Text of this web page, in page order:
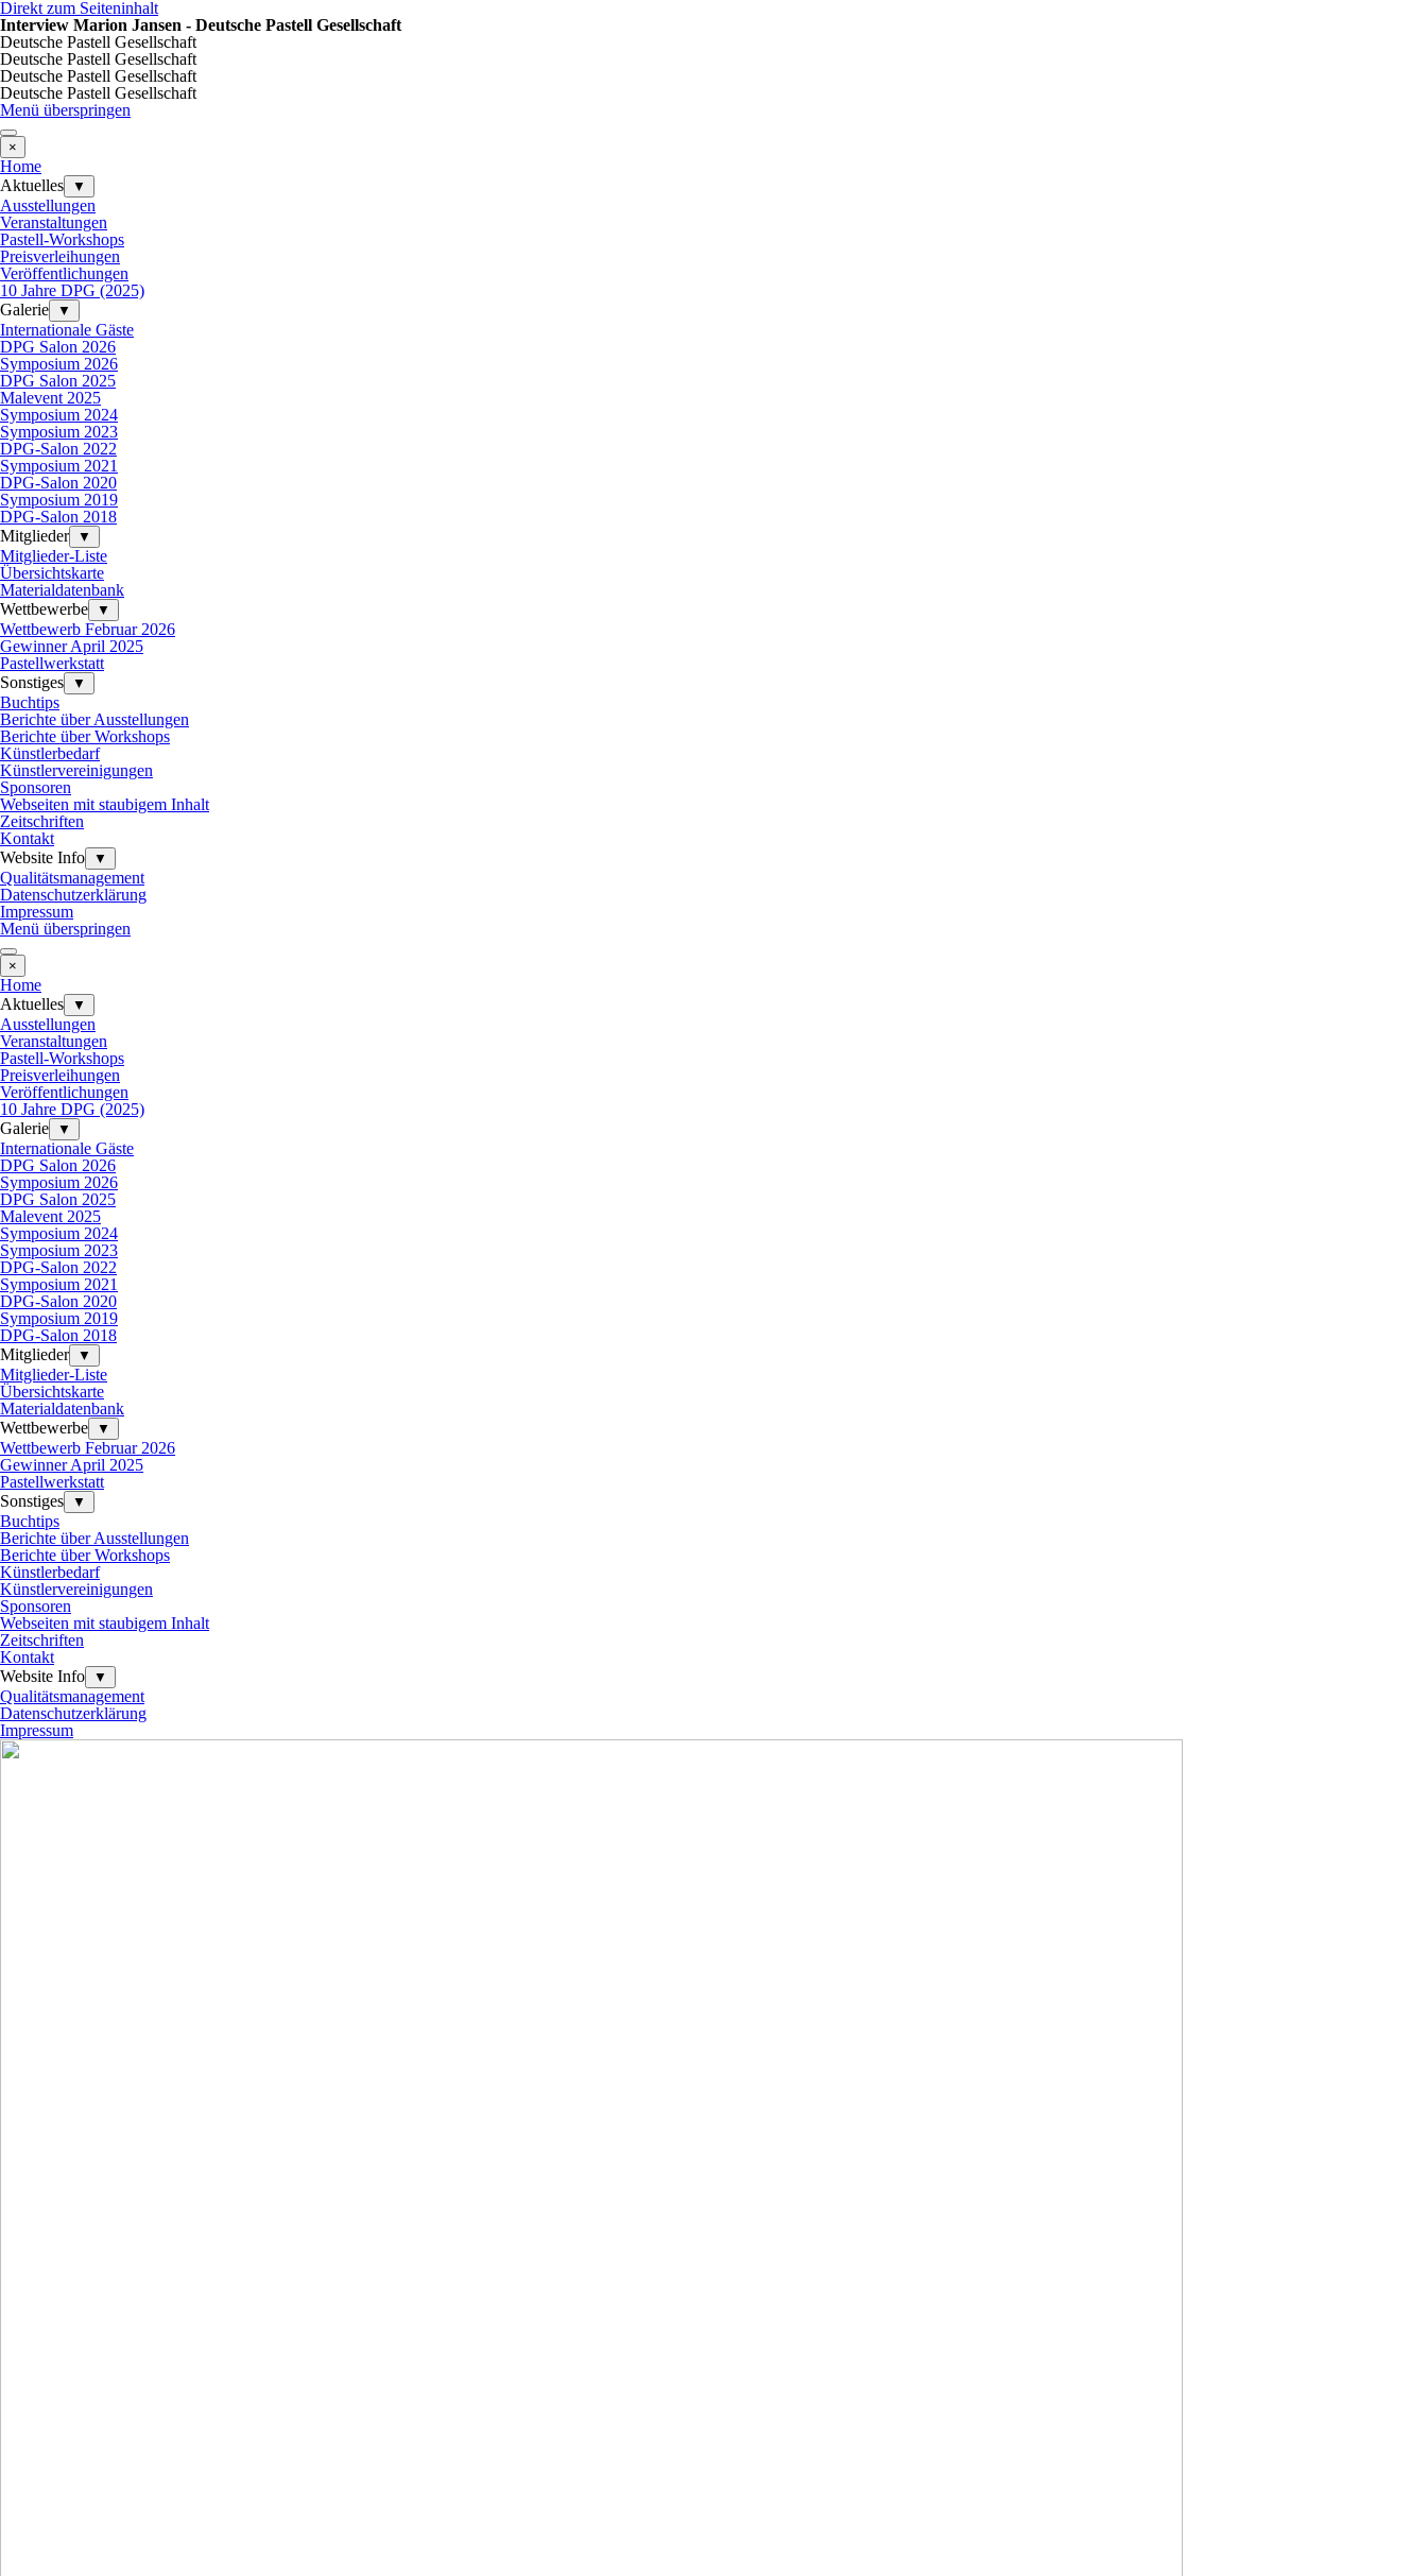
Direkt zum Seiteninhalt
Interview Marion Jansen - Deutsche Pastell Gesellschaft
Deutsche Pastell Gesellschaft
Deutsche Pastell Gesellschaft
Deutsche Pastell Gesellschaft
Deutsche Pastell Gesellschaft
Menü überspringen
×
Home
Aktuelles
▼
Ausstellungen
Veranstaltungen
Pastell-Workshops
Preisverleihungen
Veröffentlichungen
10 Jahre DPG (2025)
Galerie
▼
Internationale Gäste
DPG Salon 2026
Symposium 2026
DPG Salon 2025
Malevent 2025
Symposium 2024
Symposium 2023
DPG-Salon 2022
Symposium 2021
DPG-Salon 2020
Symposium 2019
DPG-Salon 2018
Mitglieder
▼
Mitglieder-Liste
Übersichtskarte
Materialdatenbank
Wettbewerbe
▼
Wettbewerb Februar 2026
Gewinner April 2025
Pastellwerkstatt
Sonstiges
▼
Buchtips
Berichte über Ausstellungen
Berichte über Workshops
Künstlerbedarf
Künstlervereinigungen
Sponsoren
Webseiten mit staubigem Inhalt
Zeitschriften
Kontakt
Website Info
▼
Qualitätsmanagement
Datenschutzerklärung
Impressum
Menü überspringen
×
Home
Aktuelles
▼
Ausstellungen
Veranstaltungen
Pastell-Workshops
Preisverleihungen
Veröffentlichungen
10 Jahre DPG (2025)
Galerie
▼
Internationale Gäste
DPG Salon 2026
Symposium 2026
DPG Salon 2025
Malevent 2025
Symposium 2024
Symposium 2023
DPG-Salon 2022
Symposium 2021
DPG-Salon 2020
Symposium 2019
DPG-Salon 2018
Mitglieder
▼
Mitglieder-Liste
Übersichtskarte
Materialdatenbank
Wettbewerbe
▼
Wettbewerb Februar 2026
Gewinner April 2025
Pastellwerkstatt
Sonstiges
▼
Buchtips
Berichte über Ausstellungen
Berichte über Workshops
Künstlerbedarf
Künstlervereinigungen
Sponsoren
Webseiten mit staubigem Inhalt
Zeitschriften
Kontakt
Website Info
▼
Qualitätsmanagement
Datenschutzerklärung
Impressum